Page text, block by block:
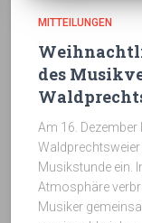
MITTEILUNGEN
des
Am 16. Dezember
Musikstunde ein.
Atmosphäre
Musiker